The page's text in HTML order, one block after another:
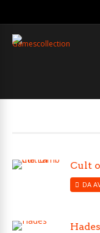
Cult
DA
Hades